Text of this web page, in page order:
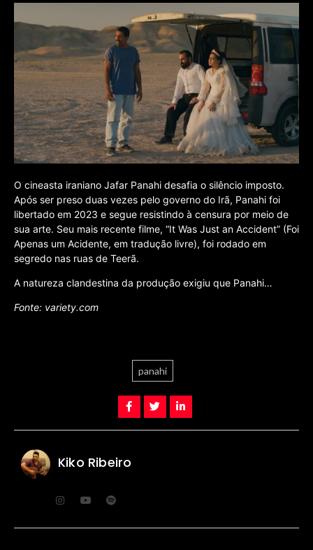
O cineasta iraniano Jafar Panahi desafia o silêncio imposto.
Após ser preso duas vezes pelo governo do Irã, Panahi foi
libertado em 2023 e segue resistindo à censura por meio de
sua arte. Seu mais recente filme, “It Was Just an Accident” (Foi
Apenas um Acidente, em tradução livre), foi rodado em
segredo nas ruas de Teerã.
A natureza clandestina da produção exigiu que Panahi…
Fonte: variety.com
panahi
Kiko Ribeiro